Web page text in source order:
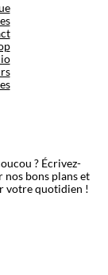
? Écrivez-
nos bons plans et
votre quotidien !